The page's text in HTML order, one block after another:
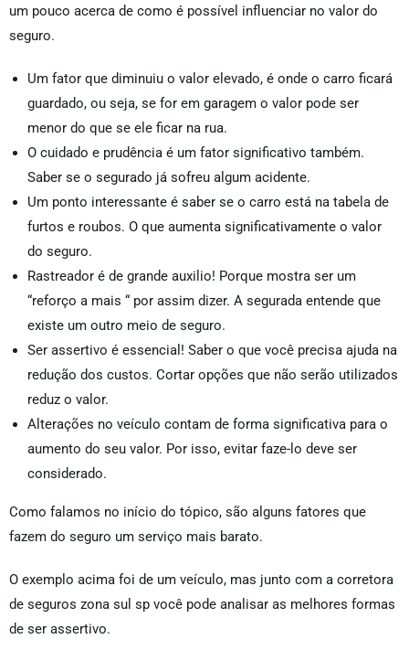
um pouco acerca de como é possível influenciar no valor do
seguro.
Um fator que diminuiu o valor elevado, é onde o carro ficará
guardado, ou seja, se for em garagem o valor pode ser
menor do que se ele ficar na rua.
O cuidado e prudência é um fator significativo também.
Saber se o segurado já sofreu algum acidente.
Um ponto interessante é saber se o carro está na tabela de
furtos e roubos. O que aumenta significativamente o valor
do seguro.
Rastreador é de grande auxilio! Porque mostra ser um
“reforço a mais “ por assim dizer. A segurada entende que
existe um outro meio de seguro.
Ser assertivo é essencial! Saber o que você precisa ajuda na
redução dos custos. Cortar opções que não serão utilizados
reduz o valor.
Alterações no veículo contam de forma significativa para o
aumento do seu valor. Por isso, evitar faze-lo deve ser
considerado.
Como falamos no início do tópico, são alguns fatores que
fazem do seguro um serviço mais barato.
O exemplo acima foi de um veículo, mas junto com a corretora
de seguros zona sul sp você pode analisar as melhores formas
de ser assertivo.